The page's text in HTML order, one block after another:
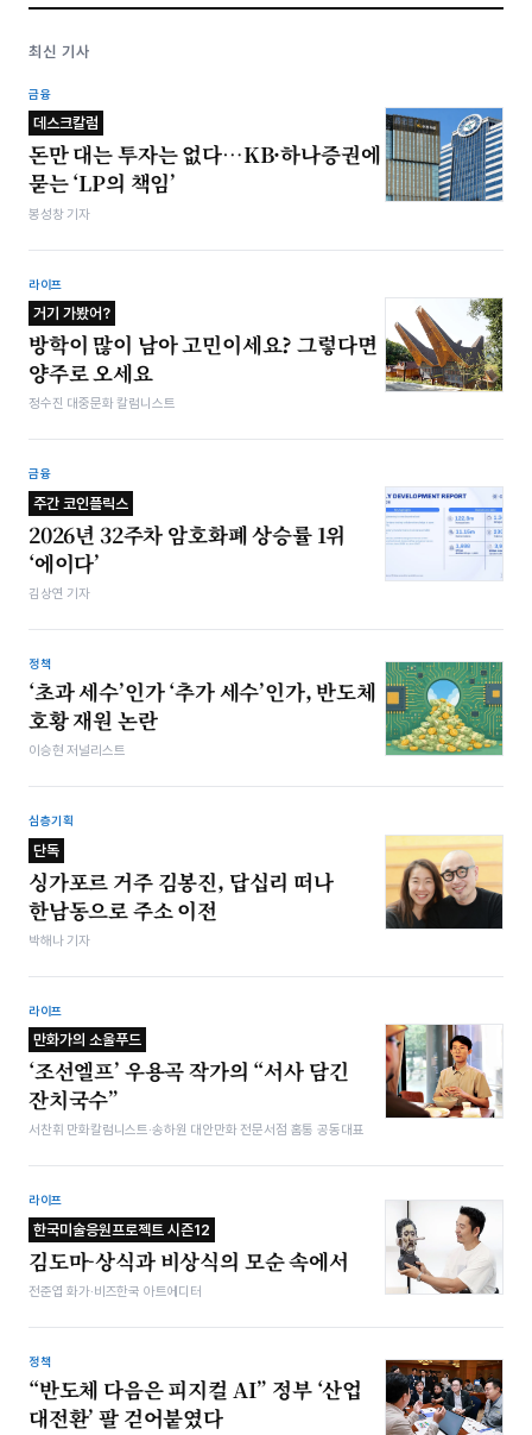
최신 기사
금융
데스크칼럼
돈만 대는 투자는 없다…KB·하나증권에
묻는 ‘LP의 책임’
봉성창 기자
라이프
거기 가봤어?
방학이 많이 남아 고민이세요? 그렇다면
양주로 오세요
정수진 대중문화 칼럼니스트
금융
주간 코인플릭스
2026년 32주차 암호화폐 상승률 1위
‘에이다’
김상연 기자
정책
‘초과 세수’인가 ‘추가 세수’인가, 반도체
호황 재원 논란
이승현 저널리스트
심층기획
단독
싱가포르 거주 김봉진, 답십리 떠나
한남동으로 주소 이전
박해나 기자
라이프
만화가의 소울푸드
‘조선엘프’ 우용곡 작가의 “서사 담긴
잔치국수”
서찬휘 만화칼럼니스트·송하원 대안만화 전문서점 홈통 공동대표
라이프
한국미술응원프로젝트 시즌12
김도마-상식과 비상식의 모순 속에서
전준엽 화가·비즈한국 아트에디터
정책
“반도체 다음은 피지컬 AI” 정부 ‘산업
대전환’ 팔 걷어붙였다